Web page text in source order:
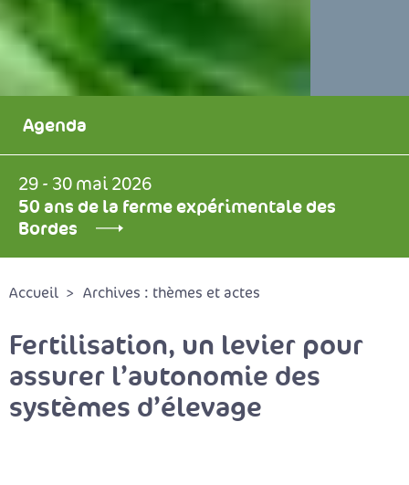
Agenda
29 - 30 mai 2026
50 ans de la ferme expérimentale des
Bordes
Accueil Archives : thèmes et actes
Fertilisation, un levier pour
assurer l’autonomie des
systèmes d’élevage